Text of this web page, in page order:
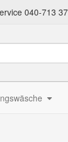
040-713